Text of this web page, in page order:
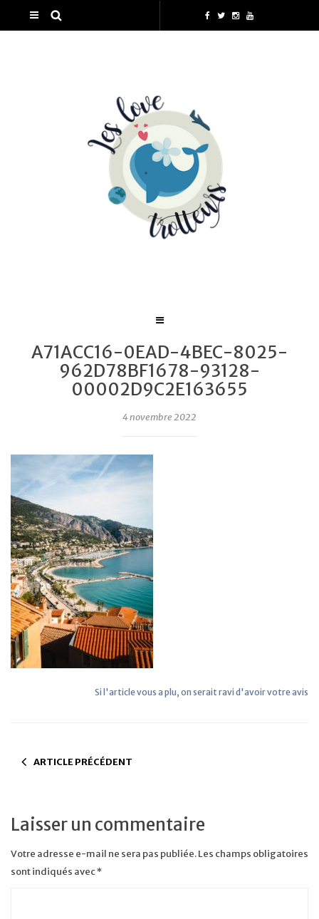
A71ACC16-0EAD-4BEC-8025-
962D78BF1678-93128-
00002D9C2E163655
4 novembre 2022
Si l'article vous a plu, on serait ravi d'avoir votre avis
ARTICLE PRÉCÉDENT
Laisser un commentaire
Votre adresse e-mail ne sera pas publiée.Les champs obligatoires
sont indiqués avec*